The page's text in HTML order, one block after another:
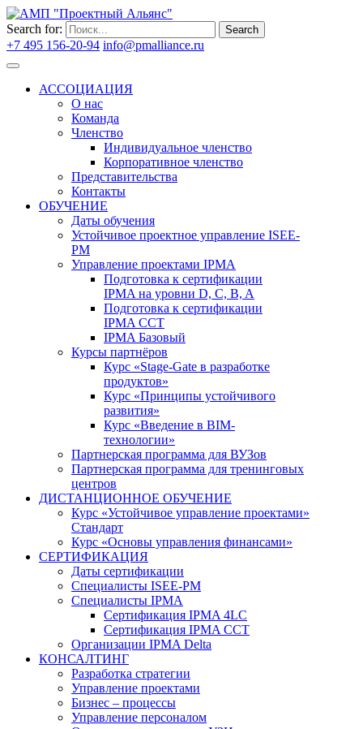
Search for: Search
+7 495 156-20-94 info@pmalliance.ru
АССОЦИАЦИЯ
О нас
Команда
Членство
Индивидуальное членство
Корпоративное членство
Представительства
Контакты
ОБУЧЕНИЕ
Даты обучения
Устойчивое проектное управление ISEE-
PM
Управление проектами IPMA
Подготовка к сертификации
IPMA на уровни D, C, B, A
Подготовка к сертификации
IPMA CCT
IPMA Базовый
Курсы партнёров
Курс «Stage-Gate в разработке
продуктов»
Курс «Принципы устойчивого
развития»
Курс «Введение в BIM-
технологии»
Партнерская программа для ВУЗов
Партнерская программа для тренинговых
центров
ДИСТАНЦИОННОЕ ОБУЧЕНИЕ
Курс «Устойчивое управление проектами»
Стандарт
Курс «Основы управления финансами»
СЕРТИФИКАЦИЯ
Даты сертификации
Специалисты ISEE-PM
Специалисты IPMA
Сертификация IPMA 4LC
Сертификация IPMA CCT
Организации IPMA Delta
КОНСАЛТИНГ
Разработка стратегии
Управление проектами
Бизнес – процессы
Управление персоналом